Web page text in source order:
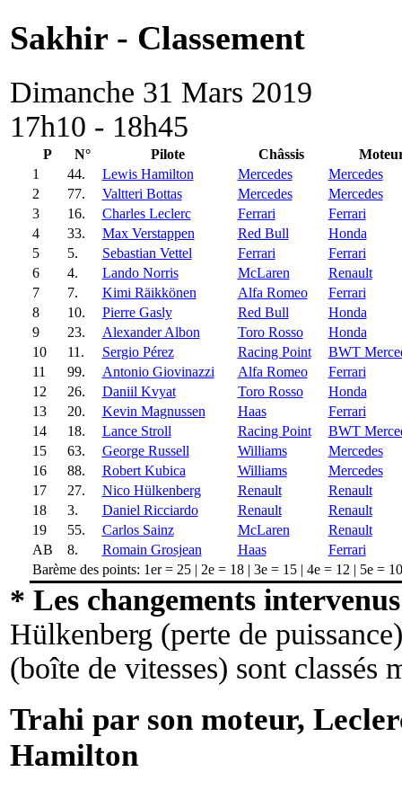
Sakhir - Classement
Dimanche 31 Mars 2019
17h10 - 18h45
P N° Pilote Châssis
1
44. Lewis Hamilton Mercedes
Mercedes
2
77. Valtteri Bottas Mercedes
Mercedes
3
16. Charles Leclerc Ferrari
Ferrari
4
33. Max Verstappen Red Bull
Honda
5
5. Sebastian Vettel Ferrari
Ferrari
6
4. Lando Norris McLaren
Renault
7
7. Kimi Räikkönen Alfa Romeo
Ferrari
8
10. Pierre Gasly Red Bull
Honda
9
23. Alexander Albon Toro Rosso
Honda
10
11. Sergio Pérez Racing Point
BWT
11
99. Antonio Giovinazzi Alfa Romeo
Ferrari
12
26. Daniil Kvyat Toro Rosso
Honda
13
20. Kevin Magnussen Haas
Ferrari
14
18. Lance Stroll Racing Point
BWT
15
63. George Russell Williams
Mercedes
16
88. Robert Kubica Williams
Mercedes
17
27. Nico Hülkenberg Renault
Renault
18
3. Daniel Ricciardo Renault
Renault
19
55. Carlos Sainz McLaren
Renault
AB
8. Romain Grosjean Haas
Ferrari
Barème des points: 1er = 25 | 2e = 18 | 3e = 15 | 4e = 12 | 5e =
* Les changements
Hülkenberg (perte de
(boîte de vitesses) sont classés
Trahi par son moteur,
Hamilton